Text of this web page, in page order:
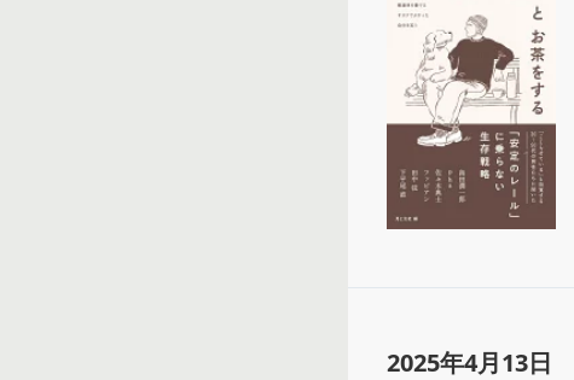
2025年4月13日